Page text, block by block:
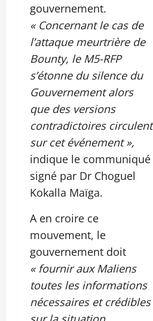
gouvernement.
« Concernant le cas de
l’attaque meurtrière de
Bounty, le M5-RFP
s’étonne du silence du
Gouvernement alors
que des versions
contradictoires circulent
sur cet événement »,
indique le communiqué
signé par Dr Choguel
Kokalla Maïga.
A en croire ce
mouvement, le
gouvernement doit
« fournir aux Maliens
toutes les informations
nécessaires et crédibles